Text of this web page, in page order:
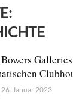
Bowers
26. Januar 2023